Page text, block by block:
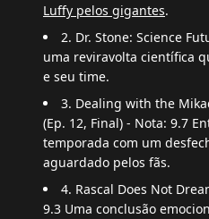
Luffy pelos gigantes.
2. Dr. Stone: Science
uma reviravolta científica
e seu time.
3. Dealing with the
(Ep. 12, Final) - Nota: 9.7
temporada com um
aguardado pelos fãs.
4. Rascal Does Not
9.3 Uma conclusão